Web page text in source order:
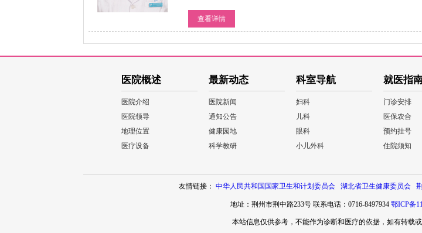
查看详情
医院概述
医院介绍
医院领导
地理位置
医疗设备
最新动态
医院新闻
通知公告
健康园地
科学教研
科室导航
妇科
儿科
眼科
小儿外科
就医指
门诊安排
医保农合
预约挂号
住院须知
友情链接： 中华人民共和国国家卫生和计划委员会 湖北省卫生健康委员会
地址：荆州市荆中路233号 联系电话：0716-8497934 鄂ICP备
本站信息仅供参考，不能作为诊断和医疗的依据，如有转载